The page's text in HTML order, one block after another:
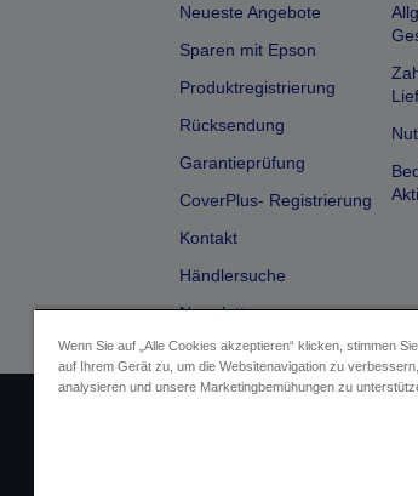
Neueste Angebote
Sparen mit Epson
Produktregistrierung
Rücksendung
Garantieprüfung
CoverPlus- Registrierung
Kontakt
Händlersuche
Newsletter
Wenn Sie auf „Alle Cookies akzeptieren“ klicken, stimmen
auf Ihrem Gerät zu, um die Websitenavigation zu
analysieren und unsere Marketingbemühungen zu